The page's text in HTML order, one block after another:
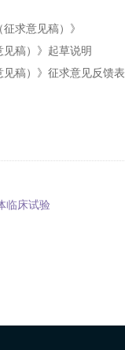
求意见稿）》
稿）》起草说明
稿）》征求意见反馈表
临床试验